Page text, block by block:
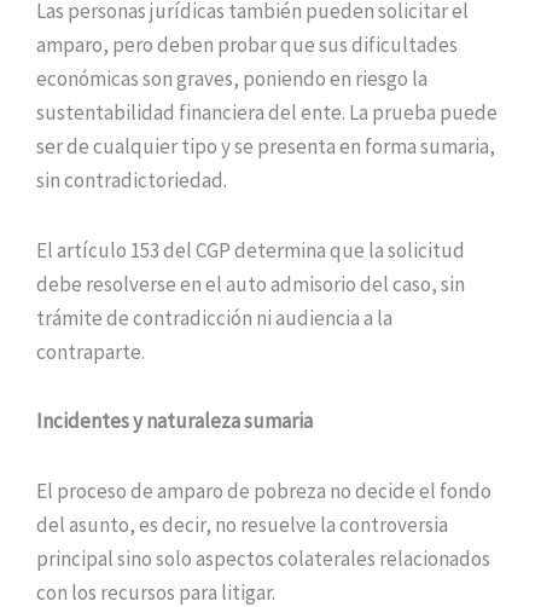
Las personas jurídicas también pueden solicitar el
amparo, pero deben probar que sus dificultades
económicas son graves, poniendo en riesgo la
sustentabilidad financiera del ente. La prueba puede
ser de cualquier tipo y se presenta en forma sumaria,
sin contradictoriedad.
El artículo 153 del CGP determina que la solicitud
debe resolverse en el auto admisorio del caso, sin
trámite de contradicción ni audiencia a la
contraparte.
Incidentes y naturaleza sumaria
El proceso de amparo de pobreza no decide el fondo
del asunto, es decir, no resuelve la controversia
principal sino solo aspectos colaterales relacionados
con los recursos para litigar.